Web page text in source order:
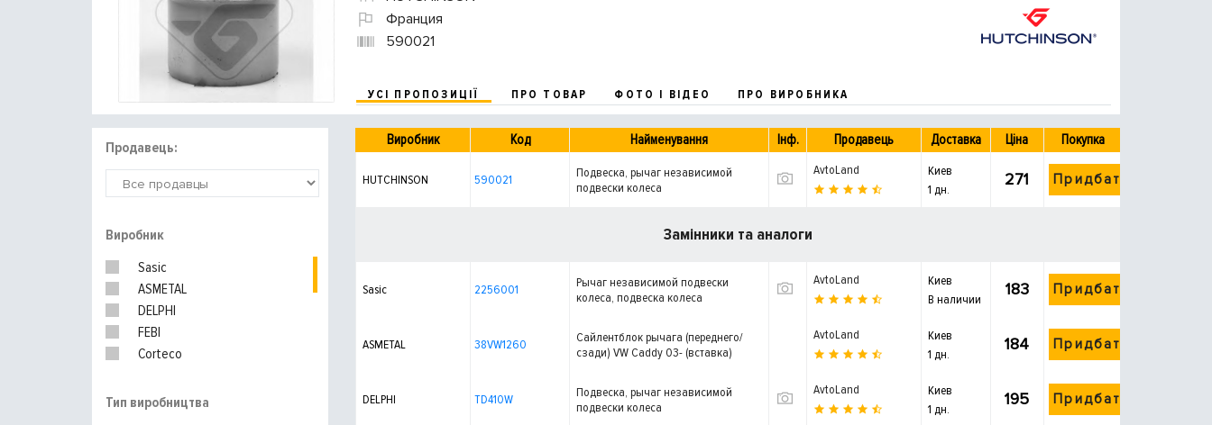
Франция
590021
УСІ ПРОПОЗИЦІЇ ПРО ТОВАР ФОТО І ВІДЕО ПРО ВИРОБНИКА
Продавець:
Виробник
Sasic
ASMETAL
DELPHI
FEBI
Corteco
LEMFORDER
Тип виробництва
Виробник Код Найменування Інф. Продавець Доставка Ціна Покупка
HUTCHINSON 590021
Подвеска, рычаг независимой
подвески колеса
AvtoLand
Киев
1 дн.
271 Придбати
Замінники та аналоги
Sasic 2256001
Рычаг независимой подвески
колеса, подвеска колеса
AvtoLand
Киев
В наличии
183 Придбати
ASMETAL 38VW1260
Сайлентблок рычага (переднего/
сзади) VW Caddy 03- (вставка)
AvtoLand
Киев
1 дн.
184 Придбати
DELPHI TD410W
Подвеска, рычаг независимой
подвески колеса
AvtoLand
Киев
1 дн.
195 Придбати